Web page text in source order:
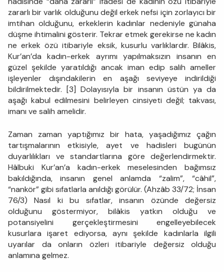
zararlı bir varlık olduğunu değil erkek nefsi için zorlayıcı bir
imtihan olduğunu, erkeklerin kadınlar nedeniyle günaha
düşme ihtimalini gösterir. Tekrar etmek gerekirse ne kadın
ne erkek özü itibariyle eksik, kusurlu varlıklardır. Bilâkis,
Kur’an’da kadın-erkek ayrımı yapılmaksızın insanın en
güzel şekilde yaratıldığı ancak iman edip salih ameller
işleyenler dışındakilerin en aşağı seviyeye indirildiği
bildirilmektedir. [3] Dolayısıyla bir insanın üstün ya da
aşağı kabul edilmesini belirleyen cinsiyeti değil; takvası,
imanı ve salih amelidir.
Zaman zaman yaptığımız bir hata, yaşadığımız çağın
tartışmalarının etkisiyle, ayet ve hadisleri bugünün
duyarlılıkları ve standartlarına göre değerlendirmektir.
Hâlbuki Kur’an’a kadın-erkek meselesinden bağımsız
bakıldığında, insanın genel anlamda “zalim”, “câhil”,
“nankör” gibi sıfatlarla anıldığı görülür. (Ahzâb 33/72; İnsan
76/3) Nasıl ki bu sıfatlar, insanın özünde değersiz
olduğunu göstermiyor, bilâkis yatkın olduğu ve
potansiyelini gerçekleştirmesini engelleyebilecek
kusurlara işaret ediyorsa, aynı şekilde kadınlarla ilgili
uyarılar da onların özleri itibariyle değersiz olduğu
anlamına gelmez.